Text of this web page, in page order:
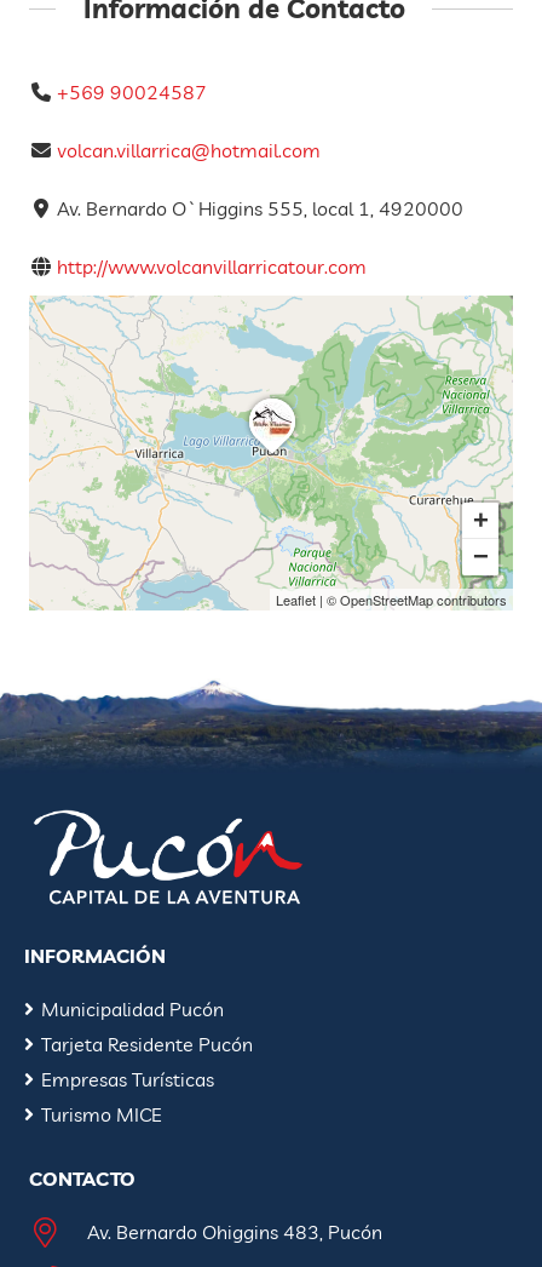
Información de Contacto
+569 90024587
volcan.villarrica@hotmail.com
Av. Bernardo O`Higgins 555, local 1, 4920000
http://www.volcanvillarricatour.com
+
−
Leaflet | ©OpenStreetMapcontributors
INFORMACIÓN
Municipalidad Pucón
Tarjeta Residente Pucón
Empresas Turísticas
Turismo MICE
CONTACTO
Av. Bernardo Ohiggins 483, Pucón